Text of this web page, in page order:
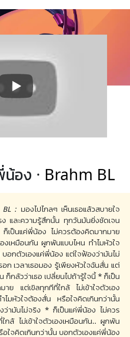
อง · Brahm BL
BL : มองไปไกลๆ เห็นเธอแล้วสบายใจ
และความรู้สึกนั้น ทุกวันมันยิ่งชัดเจน
ก็เป็นแค่พี่น้อง ไม่ควรต้องคิดมากมาย
องเหมือนกัน ผูกพันแบบไหน ทำไมหัวใจ
อกตัวเองแค่พี่น้อง แต่ใจฟ้องว่ามันไม่
อก เวลาเธอมอง รู้เพียงหัวใจฉันสั่น แต่
ก็กลัวว่าเธอ เปลี่ยนไปถ้ารู้ใจนี้ * ก็เป็น
ย แต่เขิลทุกทีที่ใกล้ ไม่เข้าใจตัวเอง
มหัวใจต้องสั่น หรือใจคิดเกินกว่านั้น
ามันไม่จริง * ก็เป็นแค่พี่น้อง ไม่ควร
ล้ ไม่เข้าใจตัวเองเหมือนกัน.. ผูกพัน
อใจคิดเกินกว่านั้น บอกตัวเองแค่พี่น้อง